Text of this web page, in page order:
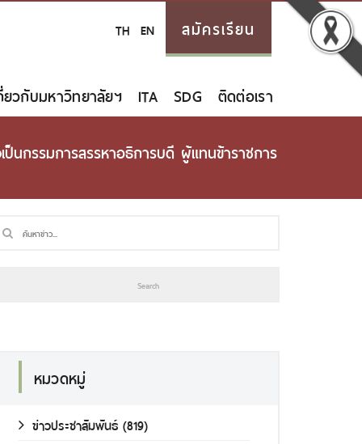
TH EN สมัครเรียน
ยวกับมหาวิทยาลัยฯ ITA SDG ติดต่อเรา
ป็นกรรมการสรรหาอธิการบดี ผู้แทนข้าราชการ
หมวดหมู่
ข่าวประชาสัมพันธ์ (819)